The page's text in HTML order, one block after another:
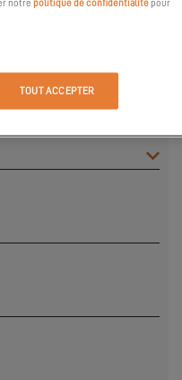
notrepolitique de confidentialitépour
TOUT ACCEPTER